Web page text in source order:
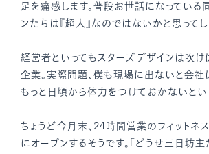
足を痛感します。普段お世話になっている
ンたちは『超人』なのではないかと思ってし
経営者といってもスターズデザインは吹
企業。実際問題、僕も現場に出ないと会社
もっと日頃から体力をつけておかないとい
ちょうど今月末、24時間営業のフィットネ
にオープンするそうです。「どうせ三日坊